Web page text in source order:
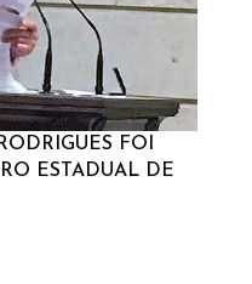
FOI
ESTADUAL DE